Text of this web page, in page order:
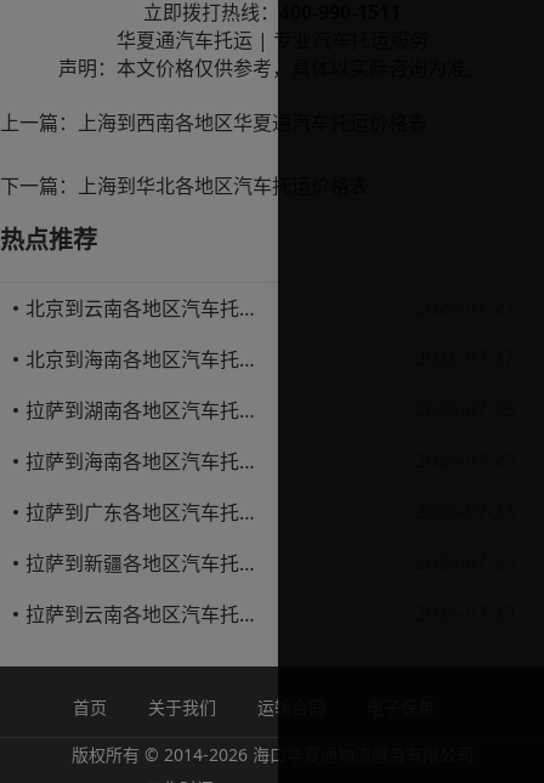
立即拨打热线：
华夏通汽车托运| 专业汽车托运服务
声明：本文价格仅供参考，具体以实际咨询为准。
上一篇： 上海到西南各地区华夏通汽车托运价格表
下一篇： 上海到华北各地区汽车托运价格表
热点推荐
北京到云南各地区汽车托运价格表
北京到海南各地区汽车托运价格表
拉萨到湖南各地区汽车托运价格表
拉萨到海南各地区汽车托运价格表
拉萨到广东各地区汽车托运价格表
拉萨到新疆各地区汽车托运价格表
拉萨到云南各地区汽车托运价格表
首页 关于我们 运输合同
版权所有 © 2014-2026 海口华夏通物流服务有限公司